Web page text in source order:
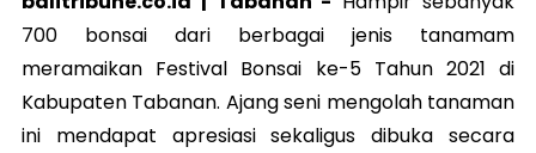
700 bonsai dari berbagai jenis tanamam
meramaikan Festival Bonsai ke-5 Tahun 2021 di
Kabupaten Tabanan. Ajang seni mengolah tanaman
ini mendapat apresiasi sekaligus dibuka secara